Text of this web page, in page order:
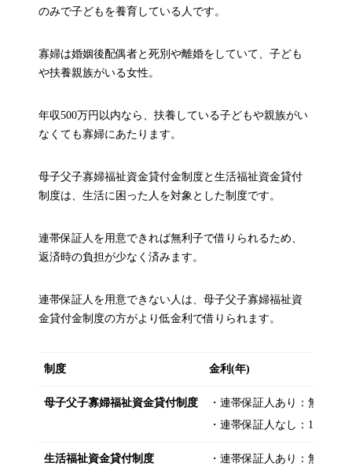
のみで子どもを養育している人です。
寡婦は婚姻後配偶者と死別や離婚をしていて、子ども
や扶養親族がいる女性。
年収500万円以内なら、扶養している子どもや親族がい
なくても寡婦にあたります。
母子父子寡婦福祉資金貸付金制度と生活福祉資金貸付
制度は、生活に困った人を対象とした制度です。
連帯保証人を用意できれば無利子で借りられるため、
返済時の負担が少なく済みます。
連帯保証人を用意できない人は、母子父子寡婦福祉資
金貸付金制度の方がより低金利で借りられます。
制度 金利(年)
母子父子寡婦福祉資金貸付制度
・連帯保証人あり：無利子
・連帯保証人なし：1.0％
生活福祉資金貸付制度
・連帯保証人あり：無利子